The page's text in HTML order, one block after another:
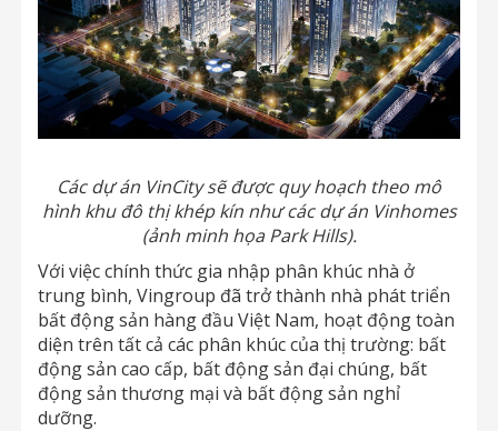
Các dự án VinCity sẽ được quy hoạch theo mô
hình khu đô thị khép kín như các dự án Vinhomes
(ảnh minh họa Park Hills).
Với việc chính thức gia nhập phân khúc nhà ở
trung bình, Vingroup đã trở thành nhà phát triển
bất động sản hàng đầu Việt Nam, hoạt động toàn
diện trên tất cả các phân khúc của thị trường: bất
động sản cao cấp, bất động sản đại chúng, bất
động sản thương mại và bất động sản nghỉ
dưỡng.